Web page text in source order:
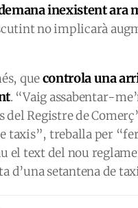
inexistent ara
no implicarà
quecontrola una
. “Vaig assabentar-
Registre de
taxis”, treballa per
el text del nou
d’una setantena de